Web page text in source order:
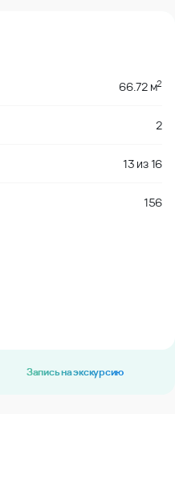
66.72 м2
2
13 из16
156
Запись на экскурсию